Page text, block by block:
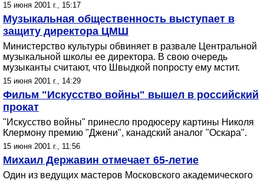
15 июня 2001 г., 15:17
Музыкальная общественность выступает в
защиту директора ЦМШ
Министерство культуры обвиняет в развале Центральной
музыкальной школы ее директора. В свою очередь
музыканты считают, что Швыдкой попросту ему мстит.
15 июня 2001 г., 14:29
Фильм "Искусство войны" вышел в российский
прокат
"Искусство войны" принесло продюсеру картины Николя
Клермону премию "Джени", канадский аналог "Оскара".
15 июня 2001 г., 11:56
Михаил Державин отмечает 65-летие
Один из ведущих мастеров Московского академического